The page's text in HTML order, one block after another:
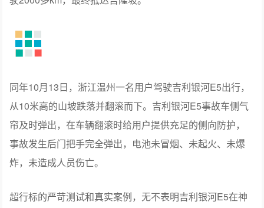
同年10月13日，浙江温州一名用户驾驶吉利银河E5出行，
从10米高的山坡跌落并翻滚而下。吉利银河E5事故车侧气
帘及时弹出，在车辆翻滚时给用户提供充足的侧向防护，
事故发生后门把手完全弹出，电池未冒烟、未起火、未爆
炸，未造成人员伤亡。
超行标的严苛测试和真实案例，无不表明吉利银河E5在神